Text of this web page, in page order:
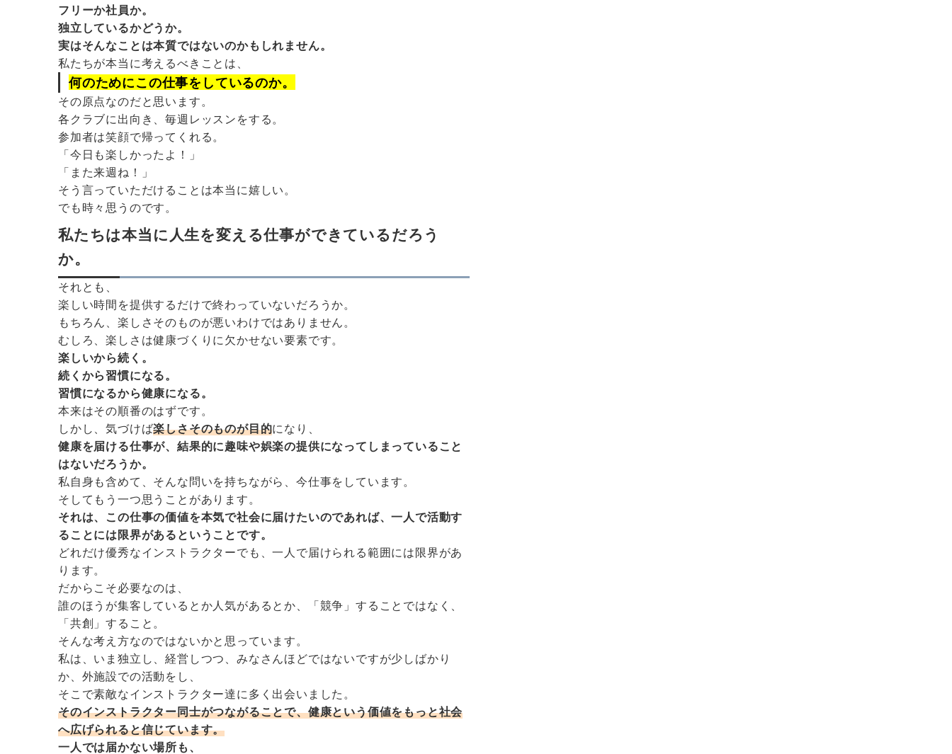
フリーか社員か。
独立しているかどうか。
実はそんなことは本質ではないのかもしれません。
私たちが本当に考えるべきことは、
何のためにこの仕事をしているのか。
その原点なのだと思います。
各クラブに出向き、毎週レッスンをする。
参加者は笑顔で帰ってくれる。
「今日も楽しかったよ！」
「また来週ね！」
そう言っていただけることは本当に嬉しい。
でも時々思うのです。
私たちは本当に人生を変える仕事ができているだろう
か。
それとも、
楽しい時間を提供するだけで終わっていないだろうか。
もちろん、楽しさそのものが悪いわけではありません。
むしろ、楽しさは健康づくりに欠かせない要素です。
楽しいから続く。
続くから習慣になる。
習慣になるから健康になる。
本来はその順番のはずです。
しかし、気づけば楽しさそのものが目的になり、
健康を届ける仕事が、結果的に趣味や娯楽の提供になってしまっていること
はないだろうか。
私自身も含めて、そんな問いを持ちながら、今仕事をしています。
そしてもう一つ思うことがあります。
それは、この仕事の価値を本気で社会に届けたいのであれば、一人で活動す
ることには限界があるということです。
どれだけ優秀なインストラクターでも、一人で届けられる範囲には限界があ
ります。
だからこそ必要なのは、
誰のほうが集客しているとか人気があるとか、「競争」することではなく、
「共創」すること。
そんな考え方なのではないかと思っています。
私は、いま独立し、経営しつつ、みなさんほどではないですが少しばかり
か、外施設での活動をし、
そこで素敵なインストラクター達に多く出会いました。
そのインストラクター同士がつながることで、健康という価値をもっと社会
へ広げられると信じています。
一人では届かない場所も、